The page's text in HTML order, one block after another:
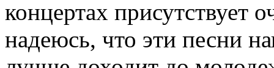
концертах присутствует
надеюсь, что эти песни